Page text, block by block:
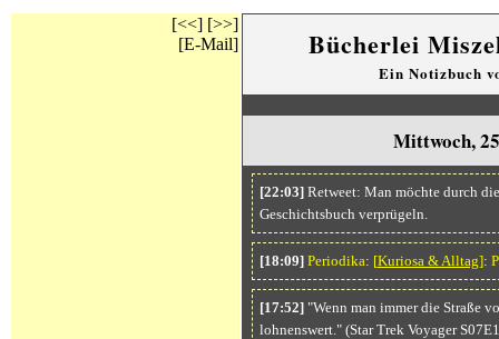
[<<] [>>]
[E-Mail]
Bücherlei
Ein Notizbuch
Mittwoch,
[22:03]Retweet: Man möchte durch
Geschichtsbuch verprügeln.
[18:09] Periodika: [Kuriosa & Alltag]:
[17:52]"Wenn man immer die Straße
lohnenswert." (Star Trek Voyager